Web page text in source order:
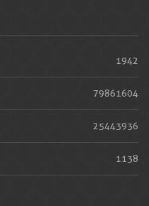
1942
79861604
25443936
1138